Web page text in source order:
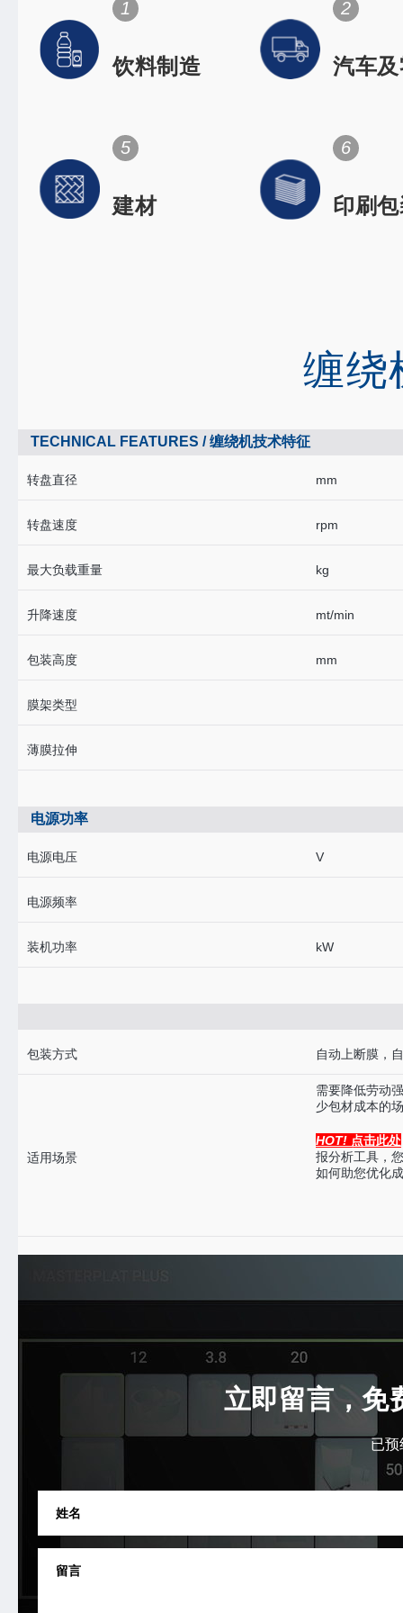
1
饮料制造
2
汽车
5
建材
6
印刷
缠绕
TECHNICAL FEATURES / 缠绕机技术特征
转盘直径 mm
转盘速度 rpm
最大负载重量 kg
升降速度 mt/min
包装高度 mm
膜架类型
薄膜拉伸
电源功率
电源电压 V
电源频率
装机功率 kW
包装方式 自动上断膜，
适用场景
需要降低劳动
少包材成本的
HOT! 点击此处
报分析工具，
如何助您优化
立即留言，免
已预